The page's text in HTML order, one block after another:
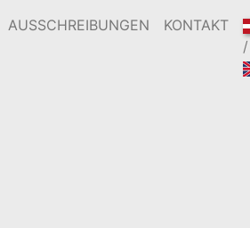
AUSSCHREIBUNGEN
KONTAKT
/